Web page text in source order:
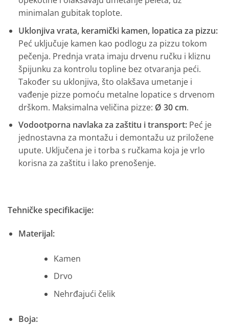
minimalan gubitak toplote.
Uklonjiva vrata, keramički kamen, lopatica za pizzu:
Peć uključuje kamen kao podlogu za pizzu tokom
pečenja. Prednja vrata imaju drvenu ručku i kliznu
špijunku za kontrolu topline bez otvaranja peći.
Također su uklonjiva, što olakšava umetanje i
vađenje pizze pomoću metalne lopatice s drvenom
drškom. Maksimalna veličina pizze: Ø 30 cm.
Vodootporna navlaka za zaštitu i transport:Peć je
jednostavna za montažu i demontažu uz priložene
upute. Uključena je i torba s ručkama koja je vrlo
korisna za zaštitu i lako prenošenje.
Tehničke specifikacije:
Materijal:
Kamen
Drvo
Nehrđajući čelik
Boja: